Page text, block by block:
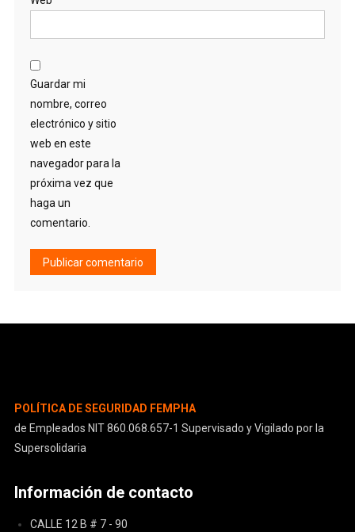
Guardar mi
nombre, correo
electrónico y sitio
web en este
navegador para la
próxima vez que
haga un
comentario.
POLÍTICA DE SEGURIDAD FEMPHA
de Empleados NIT 860.068.657-1 Supervisado y Vigilado por la
Supersolidaria
Información de contacto
CALLE 12 B # 7 - 90